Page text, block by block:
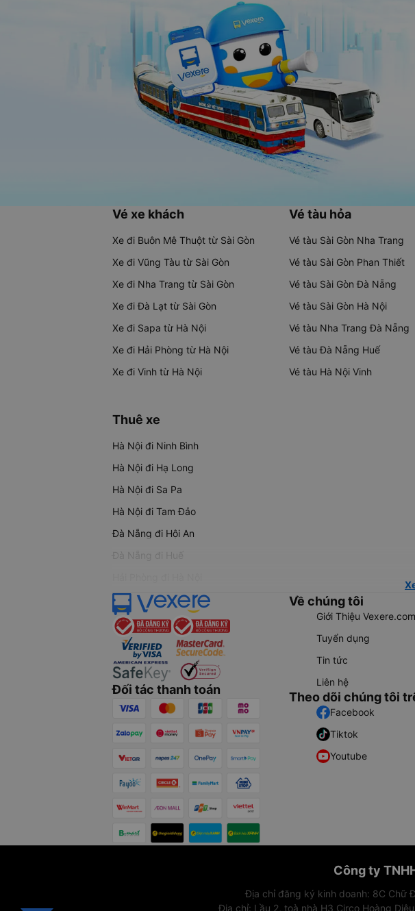
Vé xe khách
Xe đi Buôn Mê Thuột từ Sài Gòn
Xe đi Vũng Tàu từ Sài Gòn
Xe đi Nha Trang từ Sài Gòn
Xe đi Đà Lạt từ Sài Gòn
Xe đi Sapa từ Hà Nội
Xe đi Hải Phòng từ Hà Nội
Xe đi Vinh từ Hà Nội
Vé tàu hỏa
Vé tàu Sài Gòn Nha Trang
Vé tàu Sài Gòn Phan Thiết
Vé tàu Sài Gòn Đà Nẵng
Vé tàu Sài Gòn Hà Nội
Vé tàu Nha Trang Đà Nẵng
Vé tàu Đà Nẵng Huế
Vé tàu Hà Nội Vinh
Thuê xe
Hà Nội đi Ninh Bình
Hà Nội đi Hạ Long
Hà Nội đi Sa Pa
Hà Nội đi Tam Đảo
Đà Nẵng đi Hội An
Đà Nẵng đi Huế
Đối tác thanh toán
Về chúng tôi
Giới Thiệu Vexere.com
Tuyển dụng
Tin tức
Liên hệ
Theo dõi chúng tôi
Facebook
Tiktok
Youtube
Công ty
Địa chỉ đăng ký kinh doanh: 8C Chữ
Địa chỉ: Lầu 2, toà nhà H3 Circo Hoàng